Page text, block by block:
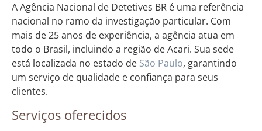
A Agência Nacional de Detetives BR é uma referência
nacional no ramo da investigação particular. Com
mais de 25 anos de experiência, a agência atua em
todo o Brasil, incluindo a região de Acari. Sua sede
está localizada no estado de São Paulo, garantindo
um serviço de qualidade e confiança para seus
clientes.
Serviços oferecidos